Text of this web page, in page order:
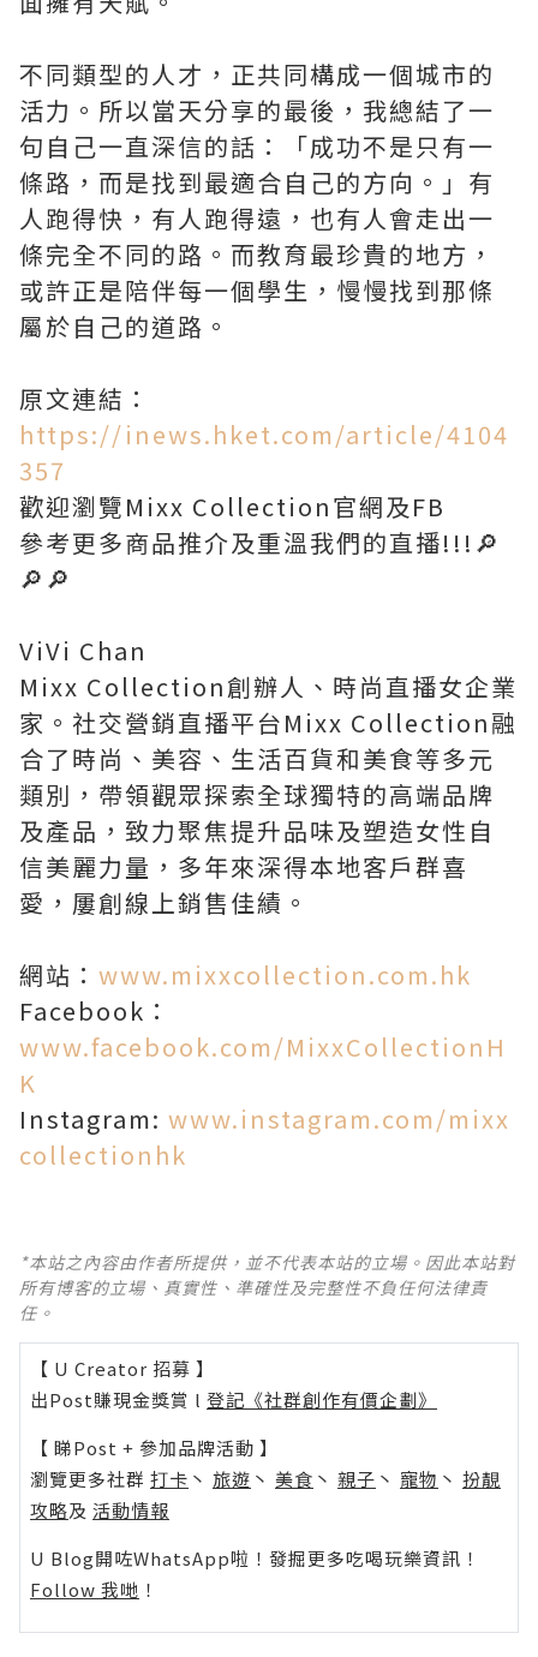
不同類型的人才，正共同構成一個城市的
活力。所以當天分享的最後，我總結了一
句自己一直深信的話：「成功不是只有一
條路，而是找到最適合自己的方向。」有
人跑得快，有人跑得遠，也有人會走出一
條完全不同的路。而教育最珍貴的地方，
或許正是陪伴每一個學生，慢慢找到那條
屬於自己的道路。
原文連結：
https://inews.hket.com/article/4104
357
歡迎瀏覽Mixx Collection官網及FB
參考更多商品推介及重溫我們的直播!!!🔎
🔎🔎
ViVi Chan
Mixx Collection創辦人、時尚直播女企業
家。社交營銷直播平台Mixx Collection融
合了時尚、美容、生活百貨和美食等多元
類別，帶領觀眾探索全球獨特的高端品牌
及產品，致力聚焦提升品味及塑造女性自
信美麗力量，多年來深得本地客戶群喜
愛，屢創線上銷售佳績。
網站： www.mixxcollection.com.hk
Facebook：
www.facebook.com/MixxCollectionH
K
Instagram: www.instagram.com/mixx
collectionhk
*本站之內容由作者所提供，並不代表本站的立場。因此本站對
所有博客的立場、真實性、準確性及完整性不負任何法律責
任。
【 U Creator 招募 】
出Post賺現金獎賞 l 登記《社群創作有價企劃》
【 睇Post + 參加品牌活動 】
瀏覽更多社群 打卡 丶 旅遊 丶 美食 丶 親子 丶 寵物 丶 扮靚
攻略及 活動情報
U Blog開咗WhatsApp啦！發掘更多吃喝玩樂資訊！
Follow 我哋 ！